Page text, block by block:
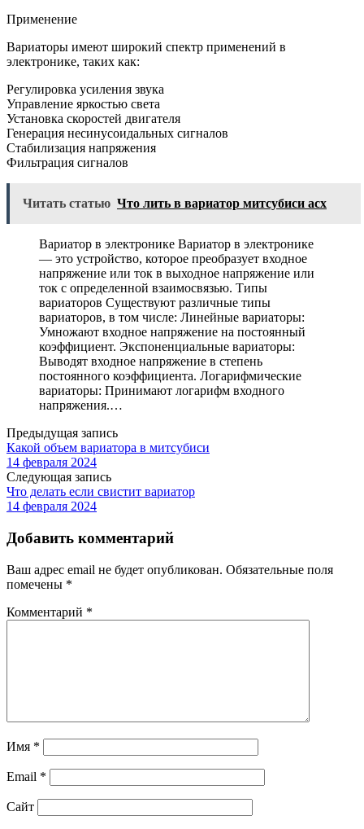
Применение
Вариаторы имеют широкий спектр применений в
электронике, таких как:
Регулировка усиления звука
Управление яркостью света
Установка скоростей двигателя
Генерация несинусоидальных сигналов
Стабилизация напряжения
Фильтрация сигналов
Читать статью Что лить в вариатор митсубиси асх
Вариатор в электронике Вариатор в электронике
— это устройство, которое преобразует входное
напряжение или ток в выходное напряжение или
ток с определенной взаимосвязью. Типы
вариаторов Существуют различные типы
вариаторов, в том числе: Линейные вариаторы:
Умножают входное напряжение на постоянный
коэффициент. Экспоненциальные вариаторы:
Выводят входное напряжение в степень
постоянного коэффициента. Логарифмические
вариаторы: Принимают логарифм входного
напряжения.…
Предыдущая запись
Какой объем вариатора в митсубиси
14 февраля 2024
Следующая запись
Что делать если свистит вариатор
14 февраля 2024
Добавить комментарий
Ваш адрес email не будет опубликован. Обязательные поля
помечены *
Комментарий *
Имя *
Email *
Сайт